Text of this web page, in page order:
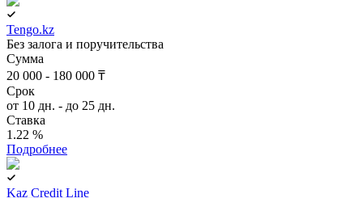
Tengo.kz
Без залога и поручительства
Сумма
20 000 - 180 000 ₸
Срок
от 10 дн. - до 25 дн.
Ставка
1.22 %
Подробнее
Kaz Credit Line